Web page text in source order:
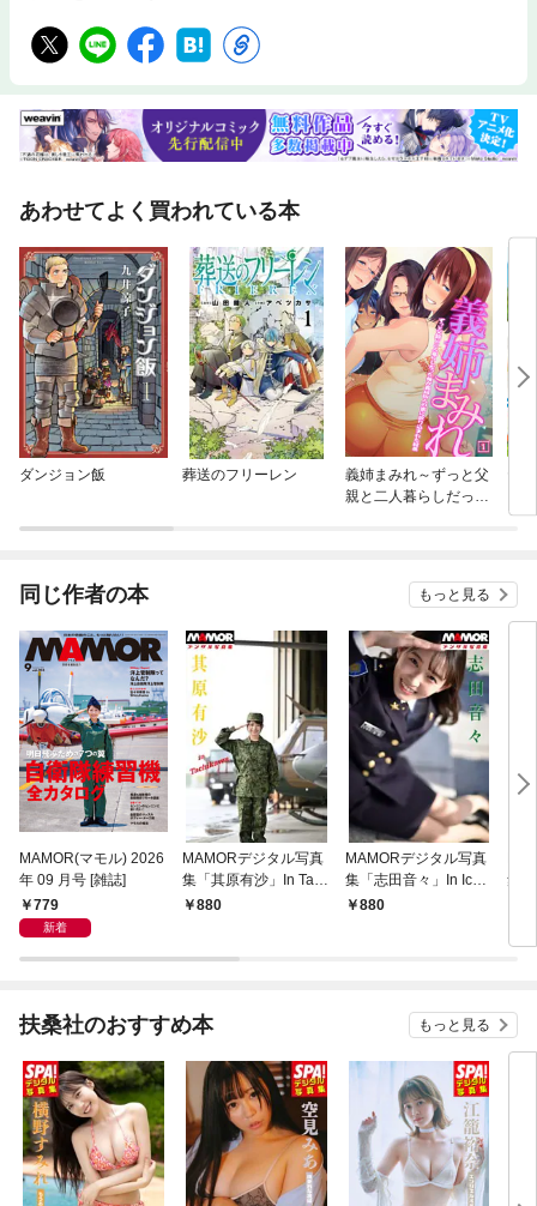
あわせてよく買われている本
ダンジョン飯 葬送のフリーレン
義姉まみれ～ずっと父
親と二人暮らしだった
同じ作者の本 もっと見る
MAMOR(マモル) 2026
年 09 月号 [雑誌]
779
新着
MAMORデジタル写真
集「其原有沙」In Tach
ikawa
880
MAMORデジタル写真
集「志田音々」In Ichig
aya880
集
扶桑社のおすすめ本 もっと見る